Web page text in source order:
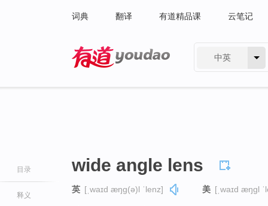
词典 翻译 有道精品课 云笔记
中英
目录
释义
wide angle lens
英 [ˌwaɪd æŋɡ(ə)l ˈlenz] 美 [ˌwaɪd æŋɡl